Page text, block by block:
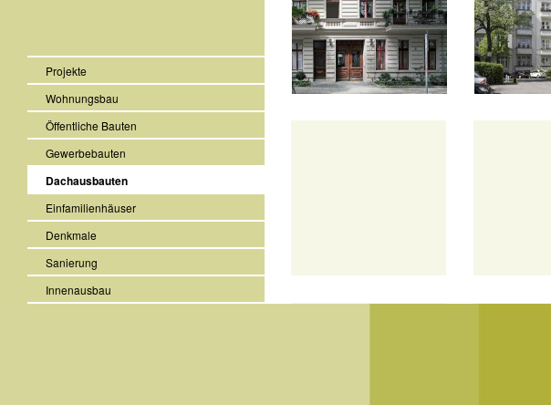
Projekte
Wohnungsbau
Öffentliche Bauten
Gewerbebauten
Dachausbauten
Einfamilienhäuser
Denkmale
Sanierung
Innenausbau